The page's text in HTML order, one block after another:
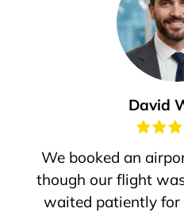
David
We booked an
though our flight
waited patiently for